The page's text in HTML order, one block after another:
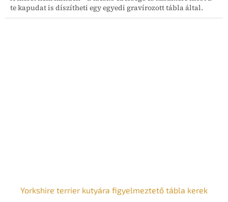
te kapudat is díszítheti egy egyedi gravírozott tábla által.
Yorkshire terrier kutyára figyelmeztető tábla kerek